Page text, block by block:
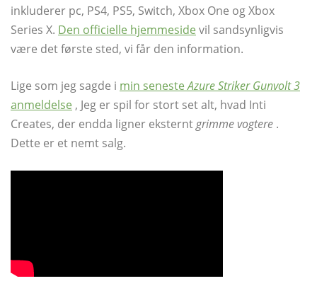
inkluderer pc, PS4, PS5, Switch, Xbox One og Xbox
Series X. Den officielle hjemmeside vil sandsynligvis
være det første sted, vi får den information.
Lige som jeg sagde i min senesteAzure Striker Gunvolt 3
anmeldelse , Jeg er spil for stort set alt, hvad Inti
Creates, der endda ligner eksternt grimme vogtere .
Dette er et nemt salg.